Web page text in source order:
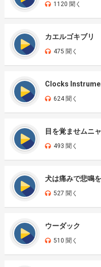
1120 聞く
カエルゴキブリ
475 聞く
Clocks
624 聞く
目を覚ませムニ
493 聞く
犬は痛みで悲鳴
527 聞く
ウーダック
510 聞く